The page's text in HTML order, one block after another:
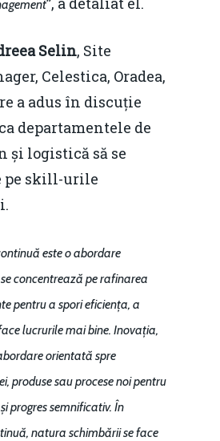
Selin, Site
Celestica, Oradea,
a adus în discuție
departamentele de
și logistică să se
pe skill-urile
este o abordare
concentrează pe rafinarea
pentru a spori eficiența, a
lucrurile mai bine. Inovația,
orientată spre
produse sau procese noi pentru
progres semnificativ. În
natura schimbării se face